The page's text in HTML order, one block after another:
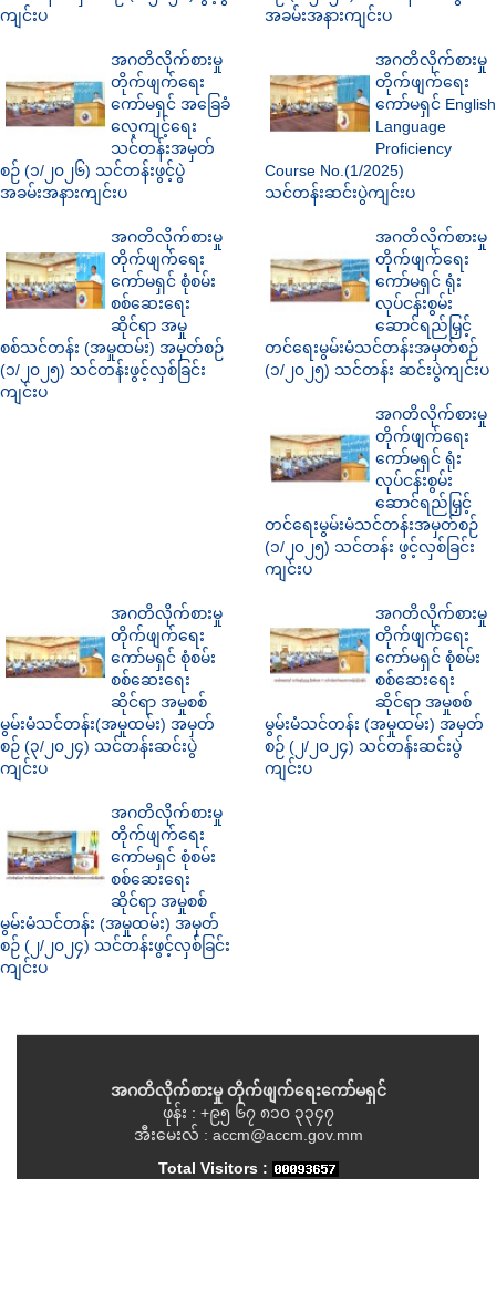
ကျင်းပ
အခမ်းအနားကျင်းပ
အဂတိလိုက်စားမှု
တိုက်ဖျက်ရေး
ကော်မရှင် အခြေခံ
လေ့ကျင့်ရေး
သင်တန်းအမှတ်
စဉ် (၁/၂၀၂၆) သင်တန်းဖွင့်ပွဲ
အခမ်းအနားကျင်းပ
အဂတိလိုက်စားမှု
တိုက်ဖျက်ရေး
ကော်မရှင် English
Language
Proficiency
Course No.(1/2025)
သင်တန်းဆင်းပွဲကျင်းပ
အဂတိလိုက်စားမှု
တိုက်ဖျက်ရေး
ကော်မရှင် စုံစမ်း
စစ်ဆေးရေး
ဆိုင်ရာ အမှု
စစ်သင်တန်း (အမှုထမ်း) အမှတ်စဉ်
(၁/၂၀၂၅) သင်တန်းဖွင့်လှစ်ခြင်း
ကျင်းပ
အဂတိလိုက်စားမှု
တိုက်ဖျက်ရေး
ကော်မရှင် ရုံး
လုပ်ငန်းစွမ်း
ဆောင်ရည်မြှင့်
တင်ရေးမွမ်းမံသင်တန်းအမှတ်စဉ်
(၁/၂၀၂၅) သင်တန်း ဆင်းပွဲကျင်းပ
အဂတိလိုက်စားမှု
တိုက်ဖျက်ရေး
ကော်မရှင် ရုံး
လုပ်ငန်းစွမ်း
ဆောင်ရည်မြှင့်
တင်ရေးမွမ်းမံသင်တန်းအမှတ်စဉ်
(၁/၂၀၂၅) သင်တန်း ဖွင့်လှစ်ခြင်း
ကျင်းပ
အဂတိလိုက်စားမှု
တိုက်ဖျက်ရေး
ကော်မရှင် စုံစမ်း
စစ်ဆေးရေး
ဆိုင်ရာ အမှုစစ်
မွမ်းမံသင်တန်း(အမှုထမ်း) အမှတ်
စဉ် (၃/၂၀၂၄) သင်တန်းဆင်းပွဲ
ကျင်းပ
အဂတိလိုက်စားမှု
တိုက်ဖျက်ရေး
ကော်မရှင် စုံစမ်း
စစ်ဆေးရေး
ဆိုင်ရာ အမှုစစ်
မွမ်းမံသင်တန်း (အမှုထမ်း) အမှတ်
စဉ် (၂/၂၀၂၄) သင်တန်းဆင်းပွဲ
ကျင်းပ
အဂတိလိုက်စားမှု
တိုက်ဖျက်ရေး
ကော်မရှင် စုံစမ်း
စစ်ဆေးရေး
ဆိုင်ရာ အမှုစစ်
မွမ်းမံသင်တန်း (အမှုထမ်း) အမှတ်
စဉ် (၂/၂၀၂၄) သင်တန်းဖွင့်လှစ်ခြင်း
ကျင်းပ
အဂတိလိုက်စားမှု တိုက်ဖျက်ရေးကော်မရှင်
ဖုန်း : +၉၅ ၆၇ ၈၁၀ ၃၃၄၇
အီးမေးလ် : accm@accm.gov.mm
Total Visitors :